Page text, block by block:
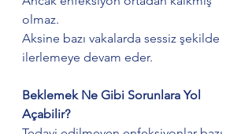
olmaz.
Aksine bazı vakalarda sessiz şekilde
ilerlemeye devam eder.
Beklemek Ne Gibi Sorunlara Yol
Açabilir?